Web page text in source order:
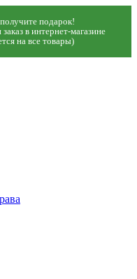
подарок!
в интернет-магазине
на все товары)